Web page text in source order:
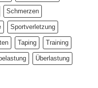
Schmerzen
Sportverletzung
Taping Training
Überlastung